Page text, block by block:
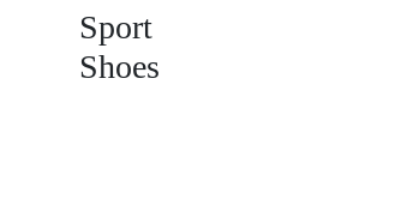
Sport
Shoes